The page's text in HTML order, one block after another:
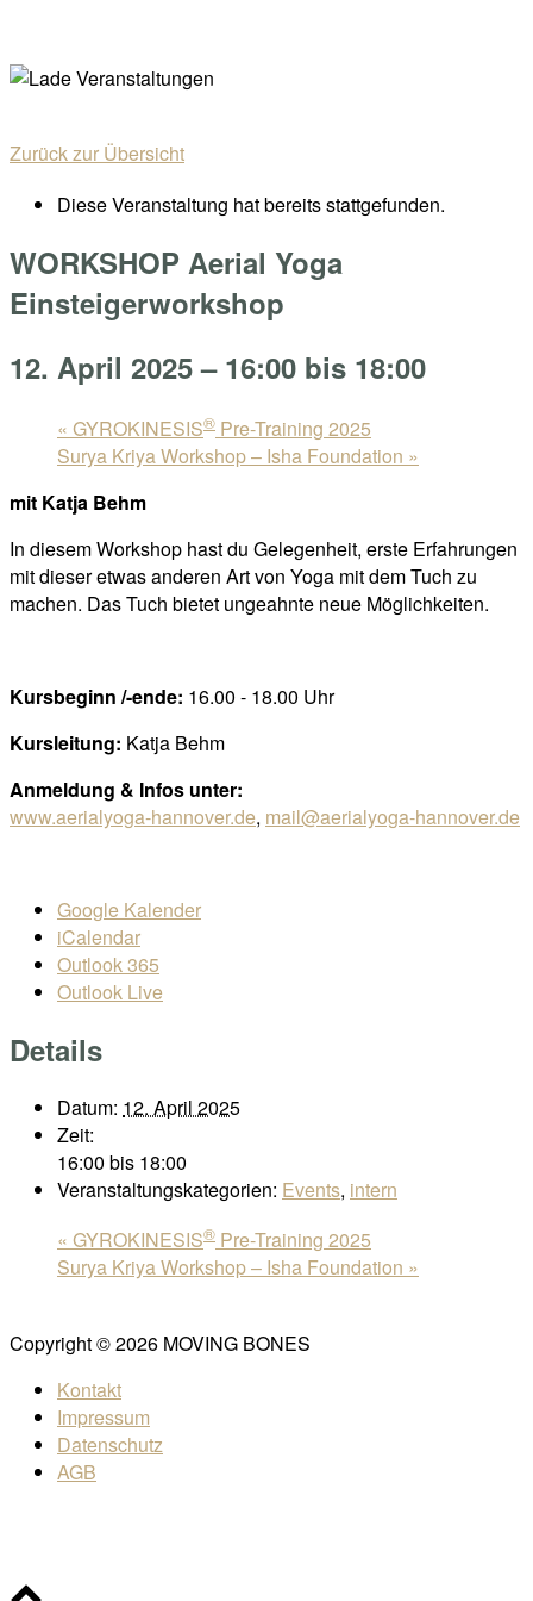
content
Menu
Zurück zur Übersicht
Diese Veranstaltung hat bereits stattgefunden.
WORKSHOP Aerial Yoga
Einsteigerworkshop
12. April 2025 – 16:00 bis 18:00
« GYROKINESIS® Pre-Training 2025
Surya Kriya Workshop – Isha Foundation »
mit Katja Behm
In diesem Workshop hast du Gelegenheit, erste Erfahrungen
mit dieser etwas anderen Art von Yoga mit dem Tuch zu
machen. Das Tuch bietet ungeahnte neue Möglichkeiten.
Kursbeginn /-ende: 16.00 - 18.00 Uhr
Kursleitung: Katja Behm
Anmeldung & Infos unter:
www.aerialyoga-hannover.de, mail@aerialyoga-hannover.de
Google Kalender
iCalendar
Outlook 365
Outlook Live
Details
Datum: 12. April 2025
Zeit:
16:00 bis 18:00
Veranstaltungskategorien: Events, intern
« GYROKINESIS® Pre-Training 2025
Surya Kriya Workshop – Isha Foundation »
Copyright © 2026 MOVING BONES
Kontakt
Impressum
Datenschutz
AGB
Scroll